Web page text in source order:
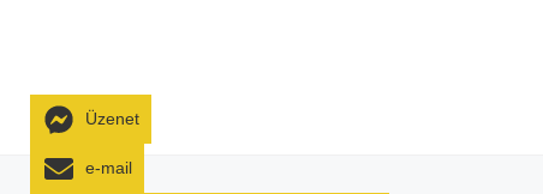
Üzenet
e-mail